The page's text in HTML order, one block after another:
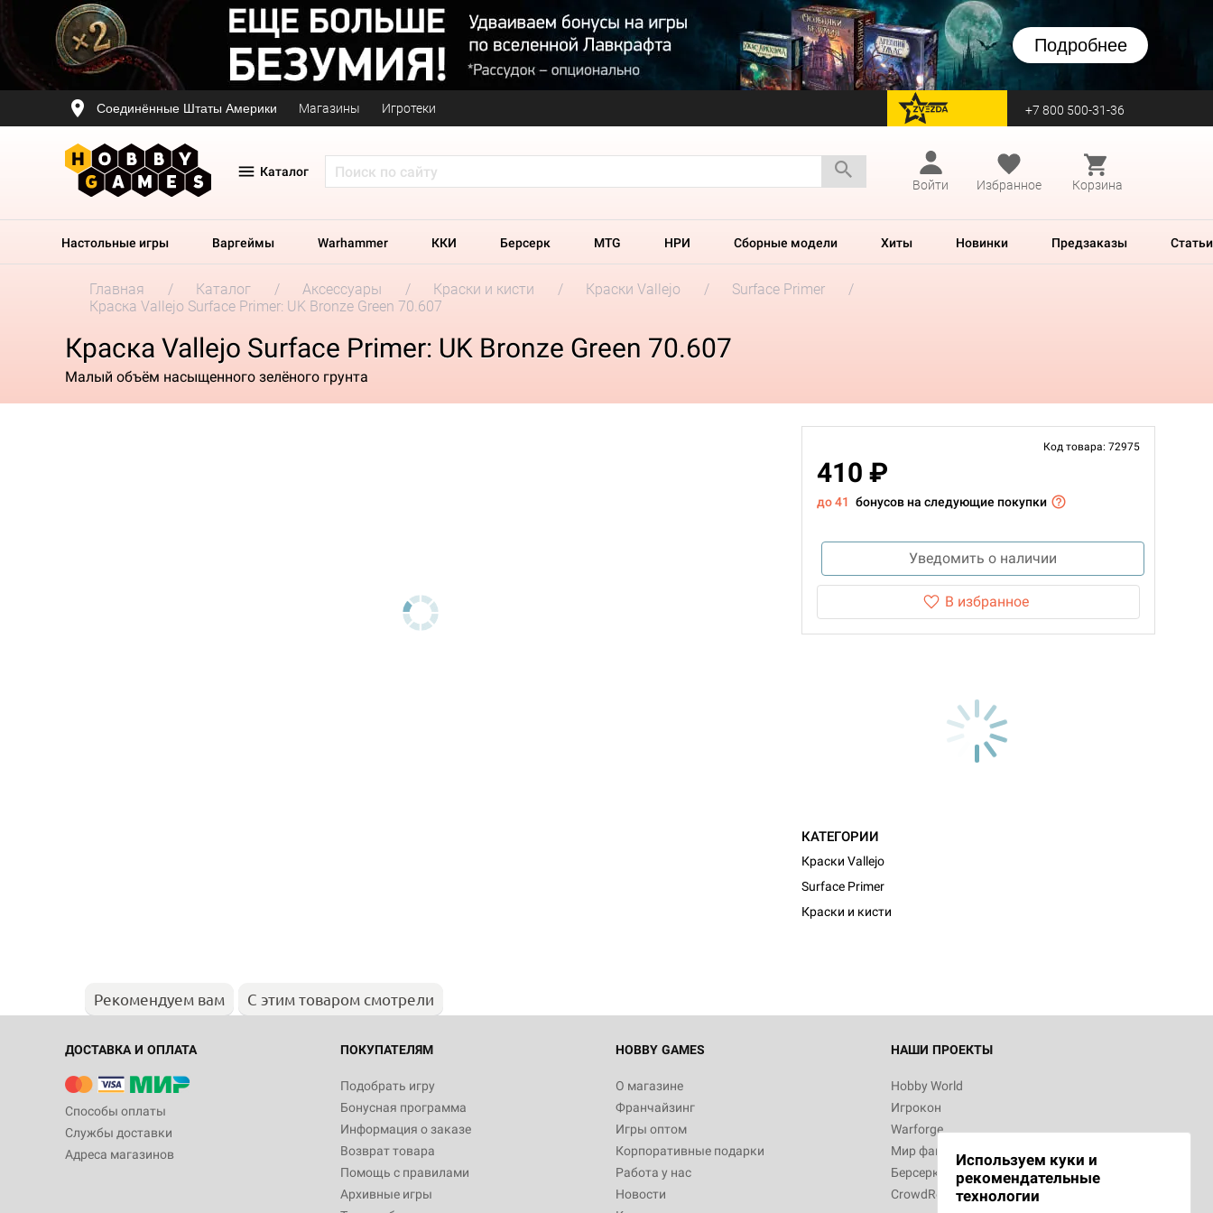
Подробнее
Соединённые Штаты Америки Магазины Игротеки перейти на Zvezda +7 800 500-31-36
Каталог
Войти
Избранное Корзина
Настольные игры Варгеймы Warhammer ККИ Берсерк MTG НРИ Сборные модели Хиты Новинки Предзаказы Статьи
Главная Каталог Аксессуары Краски и кисти Краски Vallejo
Surface Primer
Краска Vallejo Surface Primer: UK Bronze Green 70.607
Краска Vallejo Surface Primer: UK Bronze Green 70.607
Малый объём насыщенного зелёного грунта
Код товара: 72975
410 ₽
до 41 бонусов на следующие покупки
Уведомить о наличии
В избранное
КАТЕГОРИИ
Краски Vallejo
Surface Primer
Краски и кисти
Рекомендуем вам С этим товаром смотрели
ДОСТАВКА И ОПЛАТА
Способы оплаты
Службы доставки
Адреса магазинов
ПОКУПАТЕЛЯМ
Подобрать игру
Бонусная программа
Информация о заказе
Возврат товара
Помощь с правилами
Архивные игры
HOBBY GAMES
О магазине
Франчайзинг
Игры оптом
Корпоративные подарки
Работа у нас
Новости
НАШИ ПРОЕКТЫ
Hobby World
Игрокон
Warforge
Мир фантастики
Берсерк
CrowdRepublic
Используем куки и
рекомендательные
технологии